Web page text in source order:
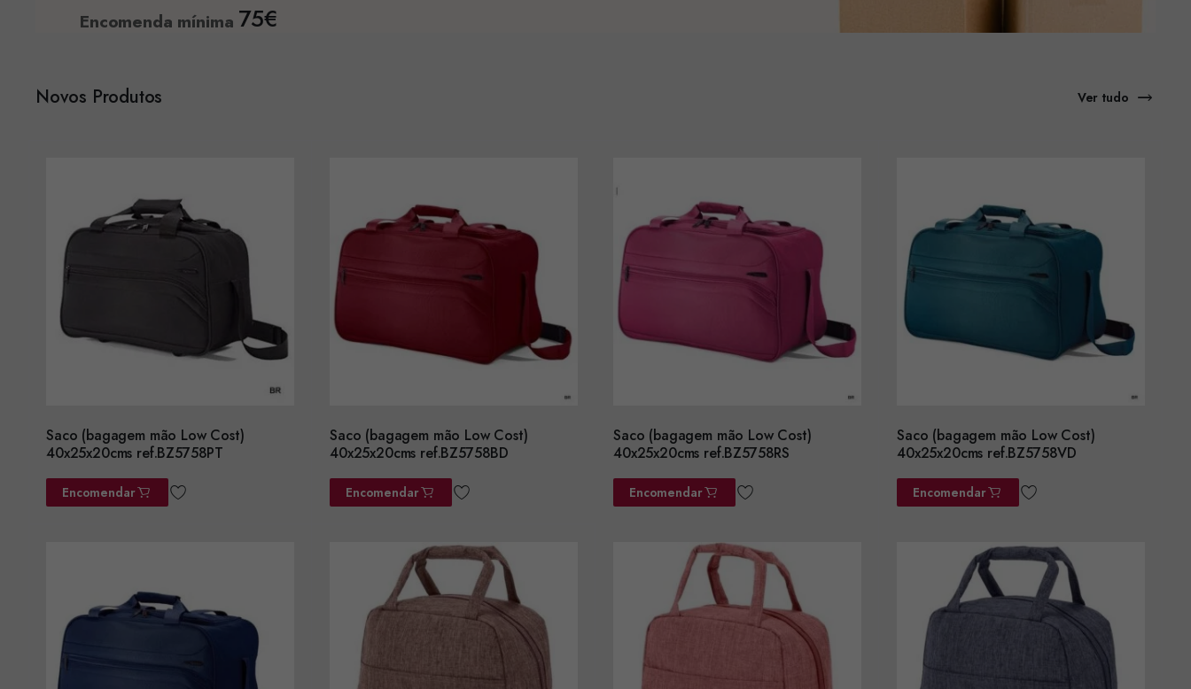
Encomenda mínima 75€
Novos Produtos Ver tudo
Saco (bagagem mão Low Cost)
40x25x20cms ref.BZ5758PT
Encomendar
Saco (bagagem mão Low Cost)
40x25x20cms ref.BZ5758BD
Encomendar
Saco (bagagem mão Low Cost)
40x25x20cms ref.BZ5758RS
Encomendar
Saco (bagagem mão Low Cost)
40x25x20cms ref.BZ5758VD
Encomendar